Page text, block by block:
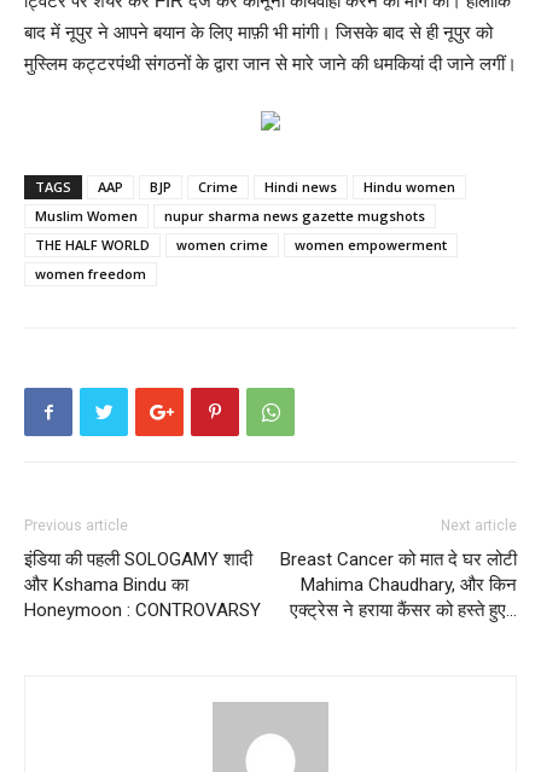
बाद में नूपुर ने आपने बयान के लिए माफ़ी भी मांगी। जिसके बाद से ही नूपुर को
मुस्लिम कट्टरपंथी संगठनों के द्वारा जान से मारे जाने की धमकियां दी जाने लगीं।
TAGS AAP BJP Crime Hindi news
Hindu women
Muslim Women
nupur sharma news gazette mugshots
THE HALF WORLD
women crime
women empowerment
women freedom
Previous article
इंडिया की पहली SOLOGAMY शादी
और Kshama Bindu का
Honeymoon : CONTROVARSY
Next article
Breast Cancer को मात दे घर लोटी
Mahima Chaudhary, और किन
एक्ट्रेस ने हराया कैंसर को हस्ते हुए…